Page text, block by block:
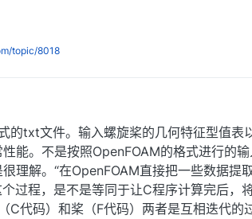
topic/8018
的txt文件。输入螺旋桨的几何特征型值表
能。不是按照OpenFOAM的格式进行的输
理解。“在OpenFOAM直接把一些数据提
过程，是不是等同于让C程序计算完后，
C代码）和桨（F代码）两者是互相迭代的